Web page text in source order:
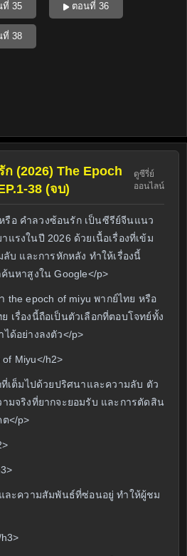
ที่ 35 ตอนที่ 36
ที่ 38
ก (2026) The Epoch
38 (จบ)
ดูซีรี่ย์
ออนไลน์
รือ คำลวงซ้อนรัก เป็นซีรีย์จีนแนว
รงในปี 2026 ด้วยเนื้อเรื่องที่เข้ม
บ และการหักหลัง ทำให้เรื่องนี้
นหาสูงใน Google</p>
the epoch of miyu พากย์ไทย หรือ
เรื่องนี้ถือเป็นตัวเลือกที่ตอบโจทย์ทั้ง
ด้อย่างลงตัว</p>
of Miyu</h2>
ที่เต็มไปด้วยปริศนาและความลับ ตัว
มจริงที่ยากจะยอมรับ และการตัดสิน
</p>
ละความสัมพันธ์ที่ซ่อนอยู่ ทำให้ผู้ชม